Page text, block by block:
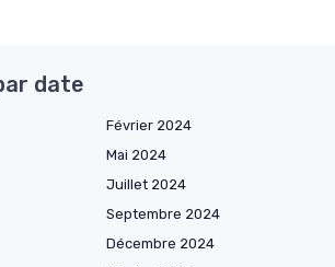
date
Février 2024
Mai 2024
Juillet 2024
Septembre 2024
Décembre 2024